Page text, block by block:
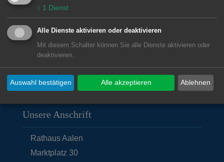
Unsere Anschrift
Rathaus Aalen
Marktplatz 30
↓ 1 Dienst
Alle Dienste aktivieren oder deaktivieren
Mit diesem Schalter können Sie alle Dienste aktivieren oder
deaktivieren.
Ablehnen
Auswahl bestätigen Alle akzeptieren